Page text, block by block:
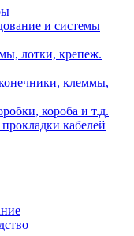
и системы
лотки, крепеж.
клеммы,
короба и т.д.
кабелей